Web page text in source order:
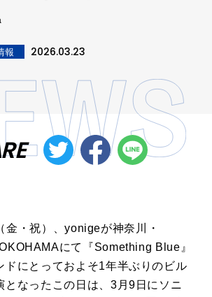
報 2026.03.23
金・祝）、yonigeが神奈川・
にて『Something Blue』
ドにとっておよそ1年半ぶりのビル
となったこの日は、3月9日にソニ